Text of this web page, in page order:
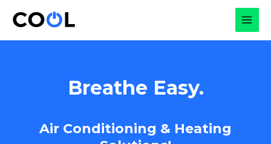
Breathe Easy.
Air Conditioning & Heating